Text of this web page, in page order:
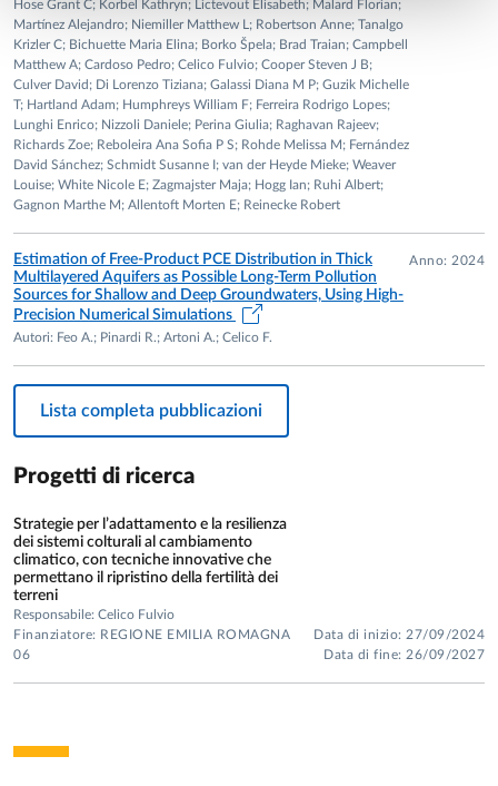
e lo sviluppo del Programma di ricerca multidisciplinare
“Campus Explora”.
2016-2017 Delegato del Rettore dell’Università degli Studi di
Parma per il Miglioramento della qualità
della vita dei dipendenti e dei rispettivi nuclei familiari.
2014-2017 Direttore della Scuola di Dottorato in “Scienze e
Tecnologie” dell’Università degli Studi di
Parma, di cui fanno parte i Corsi di Dottorato di Area
Chimica, Fisica, Geologica e Matematica.
Hose Grant C; Korbel Kathryn; Lictevout Elisabeth; Malard Florian;
Martínez Alejandro; Niemiller Matthew L; Robertson Anne; Tanalgo
Krizler C; Bichuette Maria Elina; Borko Špela; Brad Traian; Campbell
Matthew A; Cardoso Pedro; Celico Fulvio; Cooper Steven J B;
Culver David; Di Lorenzo Tiziana; Galassi Diana M P; Guzik Michelle
T; Hartland Adam; Humphreys William F; Ferreira Rodrigo Lopes;
Lunghi Enrico; Nizzoli Daniele; Perina Giulia; Raghavan Rajeev;
Richards Zoe; Reboleira Ana Sofia P S; Rohde Melissa M; Fernández
David Sánchez; Schmidt Susanne I; van der Heyde Mieke; Weaver
Louise; White Nicole E; Zagmajster Maja; Hogg Ian; Ruhi Albert;
Gagnon Marthe M; Allentoft Morten E; Reinecke Robert
Estimation of Free-Product PCE Distribution in Thick
Multilayered Aquifers as Possible Long-Term Pollution
Sources for Shallow and Deep Groundwaters, Using High-
Precision Numerical Simulations
Autori: Feo A.; Pinardi R.; Artoni A.; Celico F.
Anno: 2024
Lista completa pubblicazioni
Progetti di ricerca
Strategie per l’adattamento e la resilienza
dei sistemi colturali al cambiamento
climatico, con tecniche innovative che
permettano il ripristino della fertilità dei
terreni
Responsabile: Celico Fulvio
Finanziatore: REGIONE EMILIA ROMAGNA
06
Data di inizio: 27/09/2024
Data di fine: 26/09/2027